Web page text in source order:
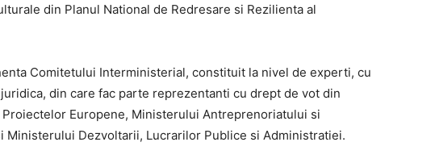
din Planul National de Redresare si Rezilienta al
Comitetului Interministerial, constituit la nivel de experti, cu
din care fac parte reprezentanti cu drept de vot din
Europene, Ministerului Antreprenoriatului si
Dezvoltarii, Lucrarilor Publice si Administratiei.